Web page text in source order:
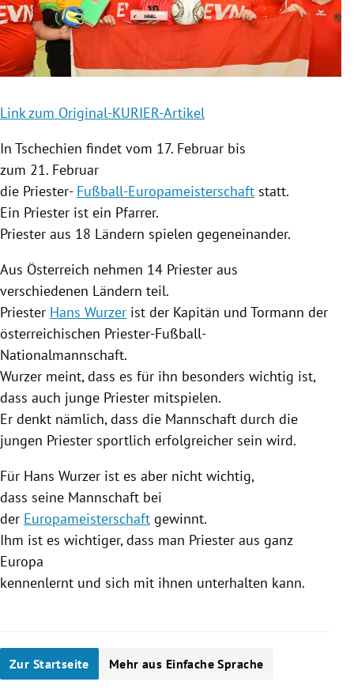
Untermenü
Untermenü
Untermenü
Untermenü
Link zum Original-KURIER-Artikel
In Tschechien findet vom 17. Februar bis
zum 21. Februar
die Priester- Fußball-Europameisterschaft statt.
Ein Priester ist ein Pfarrer.
Priester aus 18 Ländern spielen gegeneinander.
Aus Österreich nehmen 14 Priester aus
verschiedenen Ländern teil.
Priester Hans Wurzer ist der Kapitän und Tormann der
österreichischen Priester-Fußball-
Nationalmannschaft.
Wurzer meint, dass es für ihn besonders wichtig ist,
dass auch junge Priester mitspielen.
Er denkt nämlich, dass die Mannschaft durch die
jungen Priester sportlich erfolgreicher sein wird.
Für Hans Wurzer ist es aber nicht wichtig,
dass seine Mannschaft bei
der Europameisterschaft gewinnt.
Ihm ist es wichtiger, dass man Priester aus ganz
Europa
kennenlernt und sich mit ihnen unterhalten kann.
Zur Startseite Mehr aus Einfache Sprache